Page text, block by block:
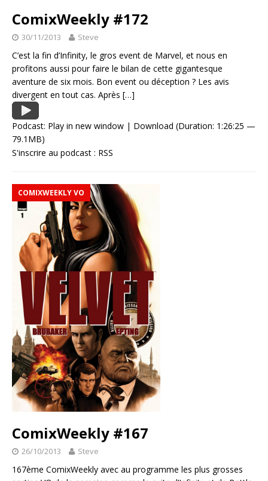
ComixWeekly #172
30/11/2013 Steve
C’est la fin d’Infinity, le gros event de Marvel, et nous en
profitons aussi pour faire le bilan de cette gigantesque
aventure de six mois. Bon event ou déception ? Les avis
divergent en tout cas. Après […]
Podcast: Play in new window | Download (Duration: 1:26:25 —
79.1MB)
S'inscrire au podcast : RSS
COMIXWEEKLY VO
ComixWeekly #167
26/10/2013 Steve
167ème ComixWeekly avec au programme les plus grosses